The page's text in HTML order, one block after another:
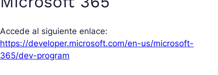
Accede al siguiente enlace:
https://developer.microsoft.com/en-us/microsoft-
365/dev-program